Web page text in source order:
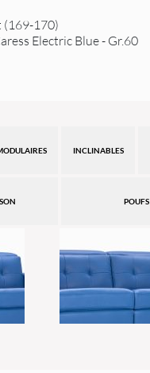
(169-170)
Electric Blue - Gr.60
INCLINABLES
POUFS